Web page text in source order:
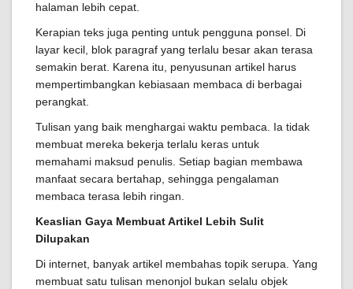
halaman lebih cepat.
Kerapian teks juga penting untuk pengguna ponsel. Di
layar kecil, blok paragraf yang terlalu besar akan terasa
semakin berat. Karena itu, penyusunan artikel harus
mempertimbangkan kebiasaan membaca di berbagai
perangkat.
Tulisan yang baik menghargai waktu pembaca. Ia tidak
membuat mereka bekerja terlalu keras untuk
memahami maksud penulis. Setiap bagian membawa
manfaat secara bertahap, sehingga pengalaman
membaca terasa lebih ringan.
Keaslian Gaya Membuat Artikel Lebih Sulit
Dilupakan
Di internet, banyak artikel membahas topik serupa. Yang
membuat satu tulisan menonjol bukan selalu objek